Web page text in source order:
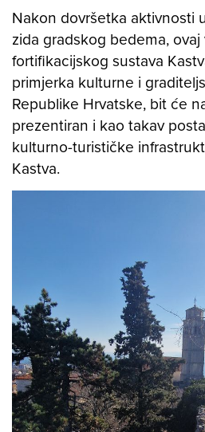
Nakon dovršetka aktivnosti
zida gradskog bedema,
fortifikacijskog sustava
primjerka kulturne i
Republike Hrvatske, bit će
prezentiran i kao takav
kulturno-turističke
Kastva.